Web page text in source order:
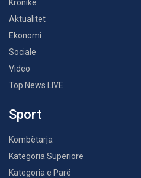
Kronikë
Aktualitet
Ekonomi
Sociale
Video
Top News LIVE
Sport
Kombëtarja
Kategoria Superiore
Kategoria e Parë